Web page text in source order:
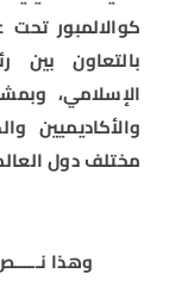
كوالالمبور تحت
بالتعاون بين
الإسلامي،
والأكاديميين
مختلف دول
وهذا